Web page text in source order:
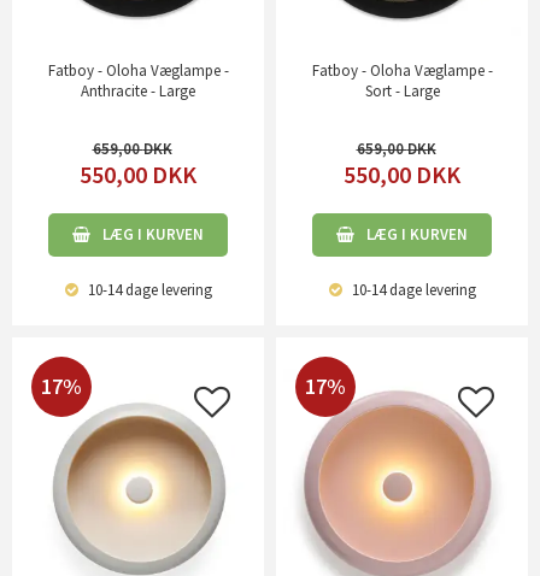
Fatboy - Oloha Væglampe -
Anthracite - Large
659,00
550,00 DKK
LÆG I KURVEN
10-14 dagelevering
Fatboy - Oloha Væglampe -
Sort - Large
659,00
550,00 DKK
LÆG I KURVEN
10-14 dagelevering
17% 17%